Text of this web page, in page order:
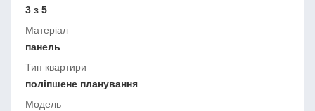
3 з 5
Матеріал
панель
Тип квартири
поліпшене планування
Модель